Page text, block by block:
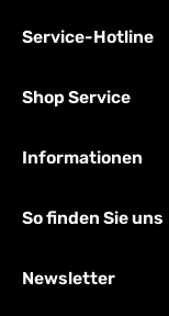
Service-Hotline
Shop Service
Informationen
So finden Sie uns
Newsletter